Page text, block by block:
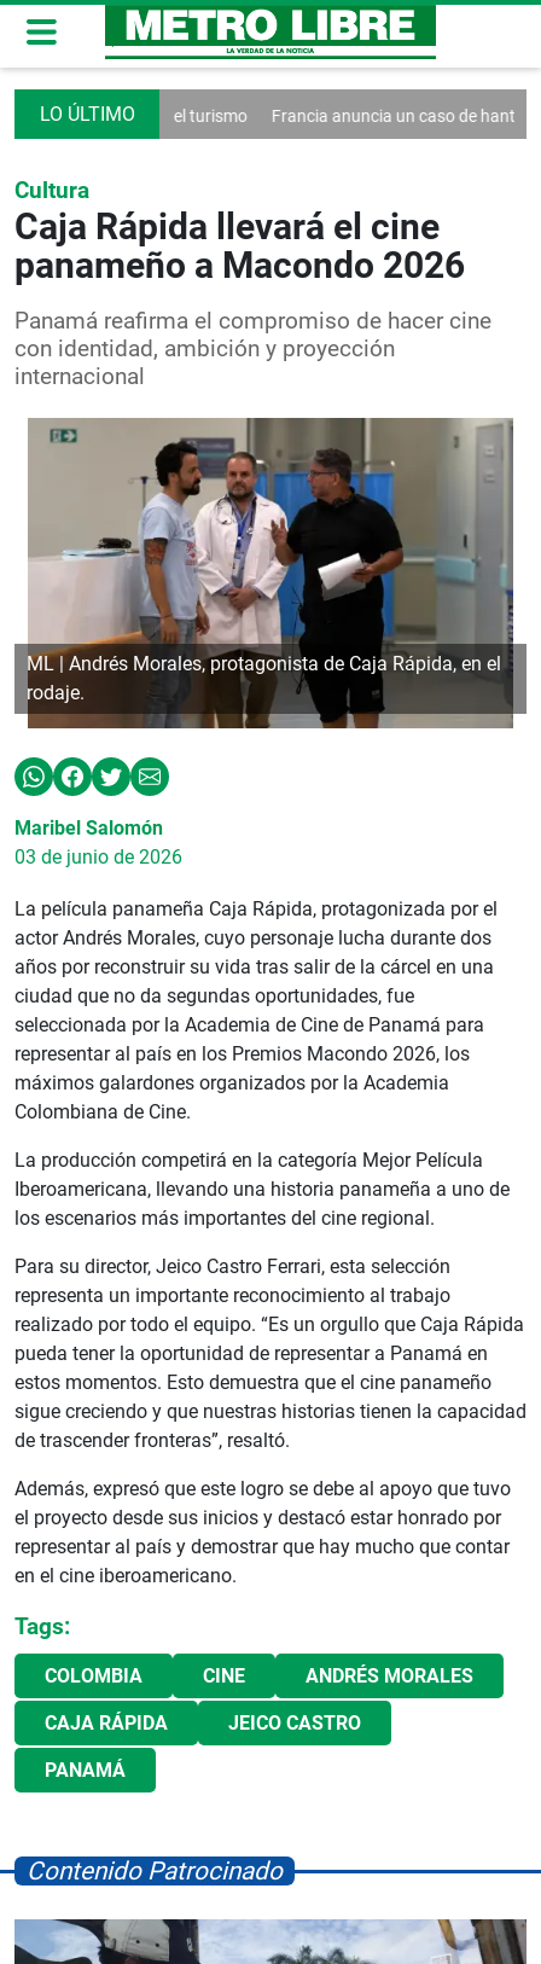
contra el turismo Francia anuncia un caso de hantavirus Andes
Cultura
Caja Rápida llevará el cine
panameño a Macondo 2026
Panamá reafirma el compromiso de hacer cine
con identidad, ambición y proyección
internacional
ML | Andrés Morales, protagonista de Caja Rápida, en el
rodaje.
Maribel Salomón
03 de junio de 2026
La película panameña Caja Rápida, protagonizada por el
actor Andrés Morales, cuyo personaje lucha durante dos
años por reconstruir su vida tras salir de la cárcel en una
ciudad que no da segundas oportunidades, fue
seleccionada por la Academia de Cine de Panamá para
representar al país en los Premios Macondo 2026, los
máximos galardones organizados por la Academia
Colombiana de Cine.
La producción competirá en la categoría Mejor Película
Iberoamericana, llevando una historia panameña a uno de
los escenarios más importantes del cine regional.
Para su director, Jeico Castro Ferrari, esta selección
representa un importante reconocimiento al trabajo
realizado por todo el equipo. “Es un orgullo que Caja Rápida
pueda tener la oportunidad de representar a Panamá en
estos momentos. Esto demuestra que el cine panameño
sigue creciendo y que nuestras historias tienen la capacidad
de trascender fronteras”, resaltó.
Además, expresó que este logro se debe al apoyo que tuvo
el proyecto desde sus inicios y destacó estar honrado por
representar al país y demostrar que hay mucho que contar
en el cine iberoamericano.
Tags:
COLOMBIA CINE ANDRÉS MORALES
CAJA RÁPIDA JEICO CASTRO
PANAMÁ
Contenido Patrocinado